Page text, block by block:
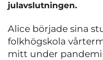
julavslutningen.
Alice började sina
folkhögskola
mitt under